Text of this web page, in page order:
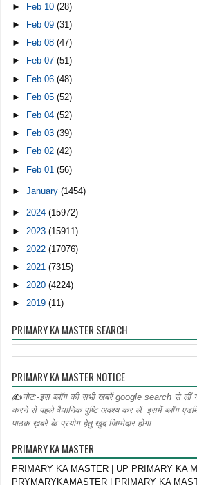
►
Feb 10(28)
►
Feb 09(31)
►
Feb 08(47)
►
Feb 07(51)
► Feb 06(48)
►
Feb 05(52)
►
Feb 04(52)
►
Feb 03(39)
►
Feb 02(42)
► Feb 01(56)
►January(1454)
►2024(15972)
► 2023(15911)
► 2022(17076)
► 2021(7315)
►2020(4224)
►2019(11)
PRIMARY KA MASTER SEARCH
PRIMARY KA MASTER NOTICE
✍नोट:-इस ब्लॉग की सभी खबरें google search से लीं
करने से पहले वैधानिक पुष्टि अवश्य कर लें. इसमें ब्लॉग
पाठक ख़बरे के प्रयोग हेतु खुद जिम्मेदार होगा.
PRIMARY KA MASTER
PRIMARY KA MASTER | UP PRIMARY KA
PRYMARYKAMASTER | PRIMARY KA